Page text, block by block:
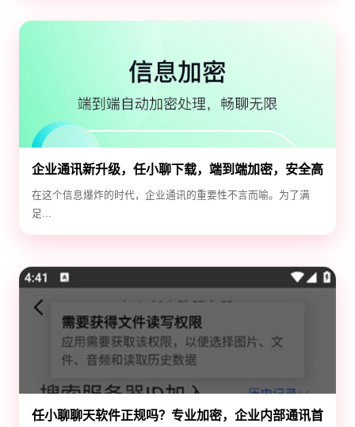
企业通讯新升级，任小聊下载，端到端加密，安全高
效！
在这个信息爆炸的时代，企业通讯的重要性不言而喻。为了满
足...
任小聊聊天软件正规吗？专业加密，企业内部通讯首